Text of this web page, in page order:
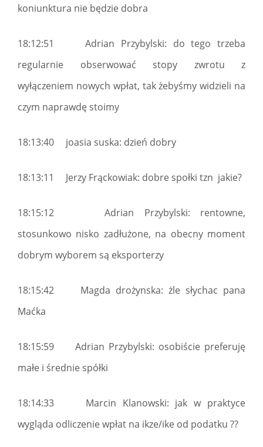
koniunktura nie będzie dobra
18:12:51 Adrian Przybylski: do tego trzeba
regularnie obserwować stopy zwrotu z
wyłączeniem nowych wpłat, tak żebyśmy widzieli na
czym naprawdę stoimy
18:13:40 joasia suska: dzień dobry
18:13:11 Jerzy Frąckowiak: dobre społki tzn jakie?
18:15:12 Adrian Przybylski: rentowne,
stosunkowo nisko zadłużone, na obecny moment
dobrym wyborem są eksporterzy
18:15:42 Magda drożynska: żle słychac pana
Maćka
18:15:59 Adrian Przybylski: osobiście preferuję
małe i średnie spółki
18:14:33 Marcin Klanowski: jak w praktyce
wygląda odliczenie wpłat na ikze/ike od podatku ??